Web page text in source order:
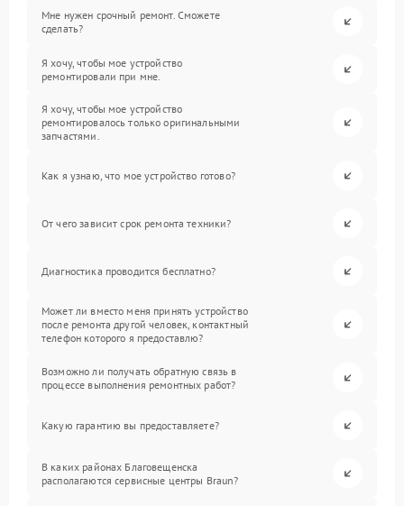
Мне нужен срочный ремонт. Сможете
сделать?
Я хочу, чтобы мое устройство
ремонтировали при мне.
Я хочу, чтобы мое устройство
ремонтировалось только оригинальными
запчастями.
Как я узнаю, что мое устройство готово?
От чего зависит срок ремонта техники?
Диагностика проводится бесплатно?
Может ли вместо меня принять устройство
после ремонта другой человек, контактный
телефон которого я предоставлю?
Возможно ли получать обратную связь в
процессе выполнения ремонтных работ?
Какую гарантию вы предоставляете?
В каких районах Благовещенска
располагаются сервисные центры Braun?